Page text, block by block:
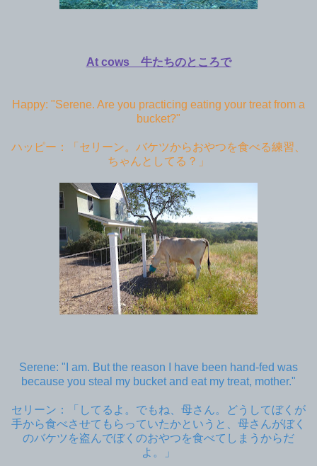
At cows 牛たちのところで
Happy: "Serene. Are you practicing eating your treat from a
bucket?"
ハッピー：「セリーン。バケツからおやつを食べる練習、
ちゃんとしてる？」
Serene: "I am. But the reason I have been hand-fed was
because you steal my bucket and eat my treat, mother."
セリーン：「してるよ。でもね、母さん。どうしてぼくが
手から食べさせてもらっていたかというと、母さんがぼく
のバケツを盗んでぼくのおやつを食べてしまうからだ
よ。」